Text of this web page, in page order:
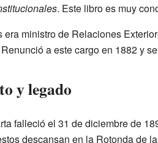
. Este libro es muy
era ministro de Relaciones
a este cargo en 1882 y
y legado
falleció el 31 de diciembre de
descansan en la Rotonda de